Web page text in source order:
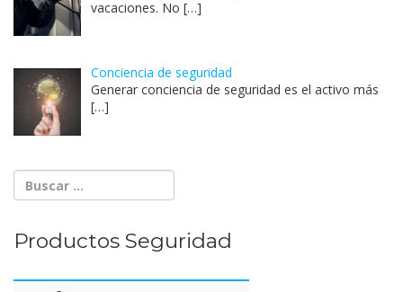
vacaciones. No […]
Conciencia de seguridad
Generar conciencia de seguridad es el activo más
[…]
Productos Seguridad